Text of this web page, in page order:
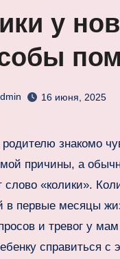
у
16 июня, 2025
причины, а
слово «колики».
первые месяцы
и тревог у
справиться